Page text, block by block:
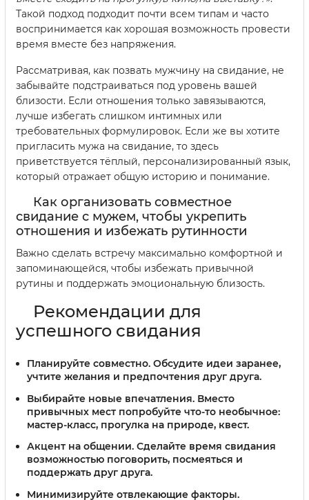
Такой подход подходит почти всем типам и часто
воспринимается как хорошая возможность провести
время вместе без напряжения.
Рассматривая, как позвать мужчину на свидание, не
забывайте подстраиваться под уровень вашей
близости. Если отношения только завязываются,
лучше избегать слишком интимных или
требовательных формулировок. Если же вы хотите
пригласить мужа на свидание, то здесь
приветствуется тёплый, персонализированный язык,
который отражает общую историю и понимание.
Как организовать совместное
свидание с мужем, чтобы укрепить
отношения и избежать рутинности
Важно сделать встречу максимально комфортной и
запоминающейся, чтобы избежать привычной
рутины и поддержать эмоциональную близость.
Рекомендации для
успешного свидания
Планируйте совместно. Обсудите идеи заранее,
учтите желания и предпочтения друг друга.
Выбирайте новые впечатления. Вместо
привычных мест попробуйте что-то необычное:
мастер-класс, прогулка на природе, квест.
Акцент на общении. Сделайте время свидания
возможностью поговорить, посмеяться и
поддержать друг друга.
Минимизируйте отвлекающие факторы.